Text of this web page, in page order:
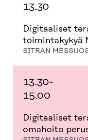
13.30
Digitaaliset
toimintakykyä
SITRAN
13.30-
15.00
Digitaaliset
omahoito